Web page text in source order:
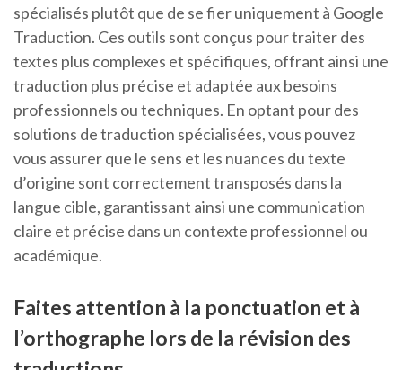
spécialisés plutôt que de se fier uniquement à Google
Traduction. Ces outils sont conçus pour traiter des
textes plus complexes et spécifiques, offrant ainsi une
traduction plus précise et adaptée aux besoins
professionnels ou techniques. En optant pour des
solutions de traduction spécialisées, vous pouvez
vous assurer que le sens et les nuances du texte
d’origine sont correctement transposés dans la
langue cible, garantissant ainsi une communication
claire et précise dans un contexte professionnel ou
académique.
Faites attention à la ponctuation et à
l’orthographe lors de la révision des